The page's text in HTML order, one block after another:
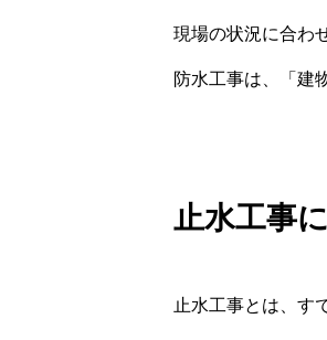
現場の状況に合わ
防水工事は、「建
止水工事
止水工事とは、す